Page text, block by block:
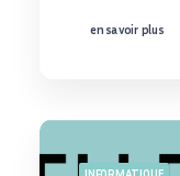
en savoir plus